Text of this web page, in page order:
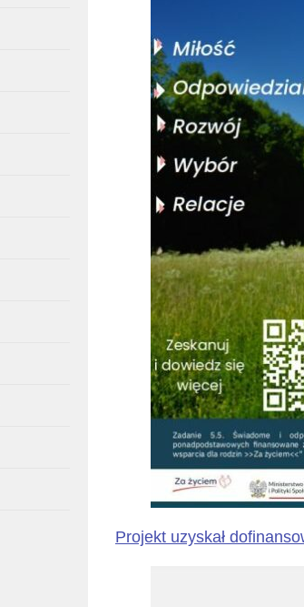
Projekt uzyskał